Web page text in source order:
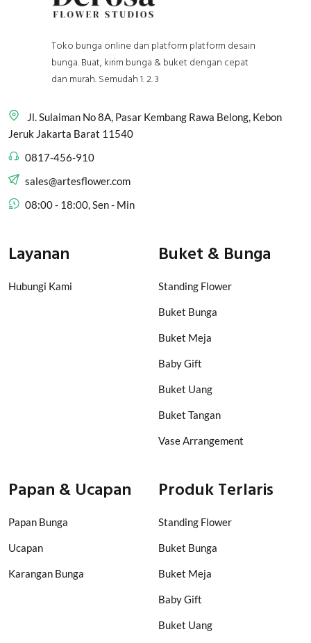
Toko bunga online dan platform platform desain
bunga. Buat, kirim bunga & buket dengan cepat
dan murah. Semudah 1. 2. 3
Jl. Sulaiman No 8A, Pasar Kembang Rawa Belong, Kebon
Jeruk Jakarta Barat 11540
0817-456-910
sales@artesflower.com
08:00 - 18:00, Sen - Min
Layanan
Hubungi Kami
Buket & Bunga
Standing Flower
Buket Bunga
Buket Meja
Baby Gift
Buket Uang
Buket Tangan
Vase Arrangement
Papan & Ucapan
Papan Bunga
Ucapan
Karangan Bunga
Produk Terlaris
Standing Flower
Buket Bunga
Buket Meja
Baby Gift
Buket Uang